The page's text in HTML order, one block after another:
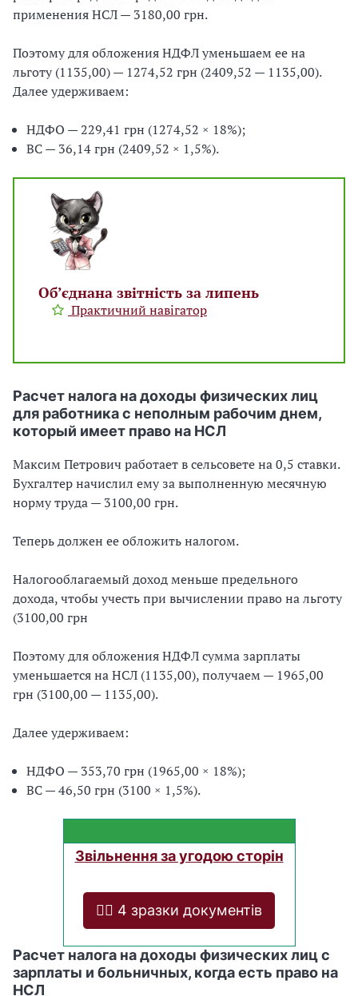
применения НСЛ — 3180,00 грн.
Поэтому для обложения НДФЛ уменьшаем ее на
льготу (1135,00) — 1274,52 грн (2409,52 — 1135,00).
Далее удерживаем:
НДФО — 229,41 грн (1274,52 × 18%);
ВС — 36,14 грн (2409,52 × 1,5%).
Об’єднана звітність за липень
Практичний навігатор
Расчет налога на доходы физических лиц
для работника с неполным рабочим днем,
который имеет право на НСЛ
Максим Петрович работает в сельсовете на 0,5 ставки.
Бухгалтер начислил ему за выполненную месячную
норму труда — 3100,00 грн.
Теперь должен ее обложить налогом.
Налогооблагаемый доход меньше предельного
дохода, чтобы учесть при вычислении право на льготу
(3100,00 грн
Поэтому для обложения НДФЛ сумма зарплаты
уменьшается на НСЛ (1135,00), получаем — 1965,00
грн (3100,00 — 1135,00).
Далее удерживаем:
НДФО — 353,70 грн (1965,00 × 18%);
ВС — 46,50 грн (3100 × 1,5%).
Звільнення за угодою сторін
❤️‍🔥 4 зразки документів
Расчет налога на доходы физических лиц с
зарплаты и больничных, когда есть право на
НСЛ